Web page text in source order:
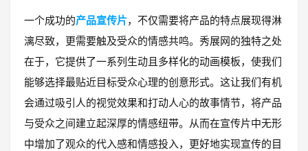
一个成功的产品宣传片，不仅需要将产品的特点展现得淋
漓尽致，更需要触及受众的情感共鸣。秀展网的独特之处
在于，它提供了一系列生动且多样化的动画模板，使我们
能够选择最贴近目标受众心理的创意形式。这让我们有机
会通过吸引人的视觉效果和打动人心的故事情节，将产品
与受众之间建立起深厚的情感纽带。从而在宣传片中无形
中增加了观众的代入感和情感投入，更好地实现宣传的目